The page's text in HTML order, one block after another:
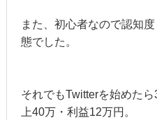
また、初心者なので認知
態でした。
それでもTwitterを始めた
上40万・利益12万円。